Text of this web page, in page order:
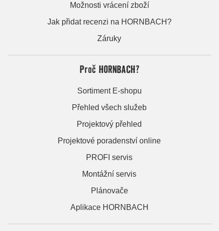
Možnosti vrácení zboží
Jak přidat recenzi na HORNBACH?
Záruky
Proč HORNBACH?
Sortiment E-shopu
Přehled všech služeb
Projektový přehled
Projektové poradenství online
PROFI servis
Montážní servis
Plánovače
Aplikace HORNBACH